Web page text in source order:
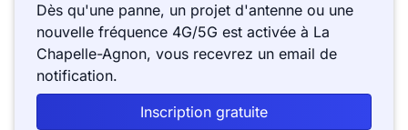
Dès qu'une panne, un projet d'antenne ou une
nouvelle fréquence 4G/5G est activée à La
Chapelle-Agnon, vous recevrez un email de
notification.
Inscription gratuite